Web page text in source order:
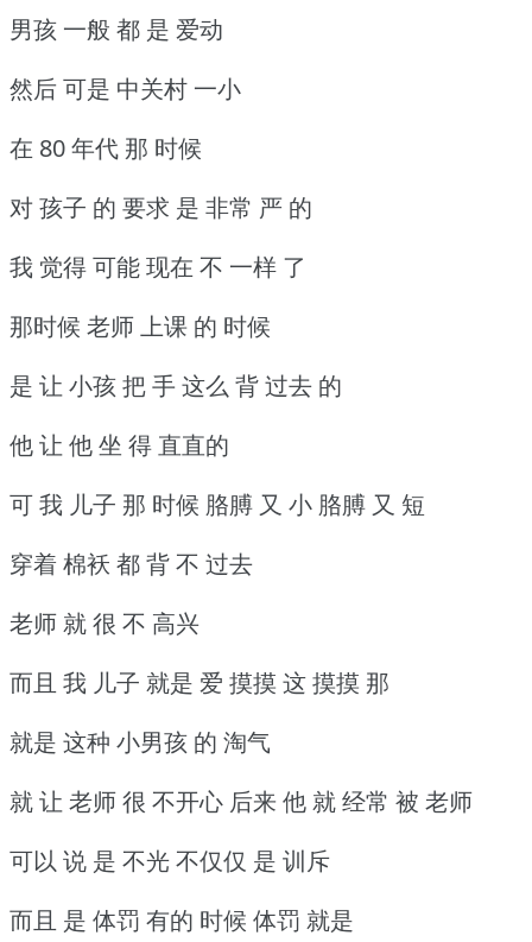
男孩 一般 都 是 爱动
然后 可是 中关村 一小
在 80 年代 那 时候
对 孩子 的 要求 是 非常 严 的
我 觉得 可能 现在 不 一样 了
那时候 老师 上课 的 时候
是 让 小孩 把 手 这么 背 过去 的
他 让 他 坐 得 直直的
可 我 儿子 那 时候 胳膊 又 小 胳膊 又 短
穿着 棉袄 都 背 不 过去
老师 就 很 不 高兴
而且 我 儿子 就是 爱 摸摸 这 摸摸 那
就是 这种 小男孩 的 淘气
就 让 老师 很 不开心 后来 他 就 经常 被 老师
可以 说 是 不光 不仅仅 是 训斥
而且 是 体罚 有的 时候 体罚 就是